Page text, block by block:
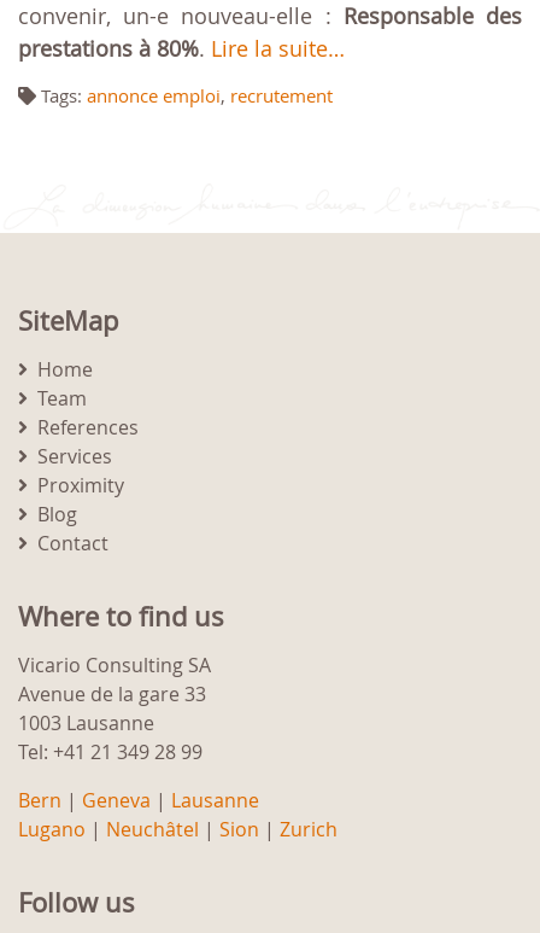
convenir, un-e nouveau-elle : Responsable des
prestations à 80%. Lire la suite…
Tags: annonce emploi, recrutement
SiteMap
Home
Team
References
Services
Proximity
Blog
Contact
Where to find us
Vicario Consulting SA
Avenue de la gare 33
1003 Lausanne
Tel: +41 21 349 28 99
Bern | Geneva | Lausanne
Lugano | Neuchâtel | Sion | Zurich
Follow us